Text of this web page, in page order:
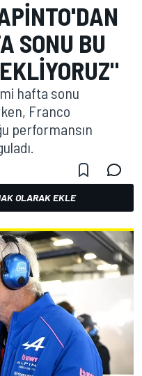
SONU BU
hafta sonu
Franco
performansın
OLARAK EKLE